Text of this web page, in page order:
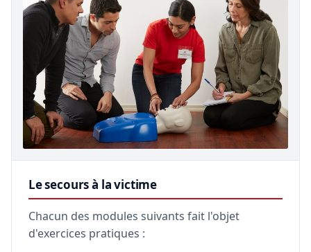
Le secours à la victime
Chacun des modules suivants fait l'objet
d'exercices pratiques :